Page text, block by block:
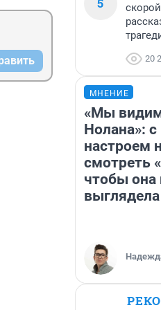
20
МНЕНИЕ
«Мы
Нолана»:
настроем
смотреть
чтобы она